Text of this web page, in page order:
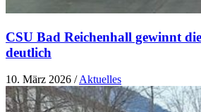
CSU Bad Reichenhall gewinnt
deutlich
10. März 2026 /Aktuelles